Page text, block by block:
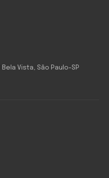
Vista, São Paulo-SP